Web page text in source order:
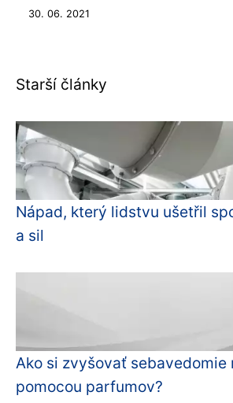
30. 06. 2021
Starší články
Nápad, který lidstvu ušetřil
a sil
Ako si zvyšovať sebavedomie
pomocou parfumov?